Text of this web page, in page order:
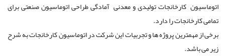
اتوماسیون کارخانجات تولیدی و معدنی آمادگی طراحی اتوماسیون صنعتی برای
تمامی کارخانجات را دارد.
برخی از مهمترین پروژه ها و تجربیات این شرکت در اتوماسیون کارخانجات به شرح
زیر می باشد.